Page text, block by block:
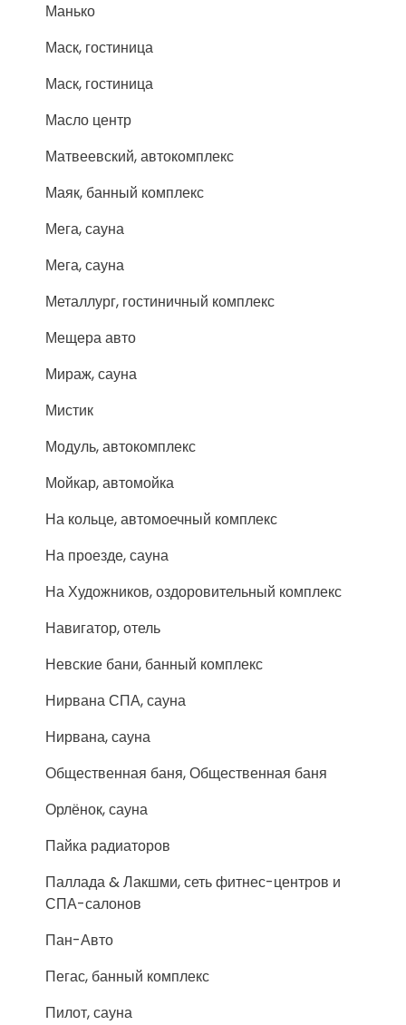
Манько
Маск, гостиница
Маск, гостиница
Масло центр
Матвеевский, автокомплекс
Маяк, банный комплекс
Мега, сауна
Мега, сауна
Металлург, гостиничный комплекс
Мещера авто
Мираж, сауна
Мистик
Модуль, автокомплекс
Мойкар, автомойка
На кольце, автомоечный комплекс
На проезде, сауна
На Художников, оздоровительный комплекс
Навигатор, отель
Невские бани, банный комплекс
Нирвана СПА, сауна
Нирвана, сауна
Общественная баня, Общественная баня
Орлёнок, сауна
Пайка радиаторов
Паллада & Лакшми, сеть фитнес-центров и
СПА-салонов
Пан-Авто
Пегас, банный комплекс
Пилот, сауна